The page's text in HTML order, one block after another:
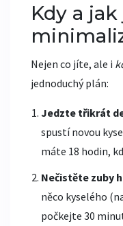
Kdy a
Nejen co jíte, ale i
jednoduchý plán:
Jedzte třikrát
spustí novou
máte 18 hodin,
Nečistěte zuby
něco kyselého
počkejte 30